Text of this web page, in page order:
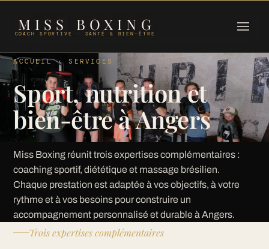
MISS BOXING
COACH SPORTIVE · SANTÉ & BIEN-ÊTRE
ACCUEIL · SERVICES
Sport, nutrition et
bien-être à Angers
Miss Boxing réunit trois expertises complémentaires :
coaching sportif, diététique et massage brésilien.
Chaque prestation est adaptée à vos objectifs, à votre
rythme et à vos besoins pour construire un
accompagnement personnalisé et durable à Angers.
Trois expertises complémentaires